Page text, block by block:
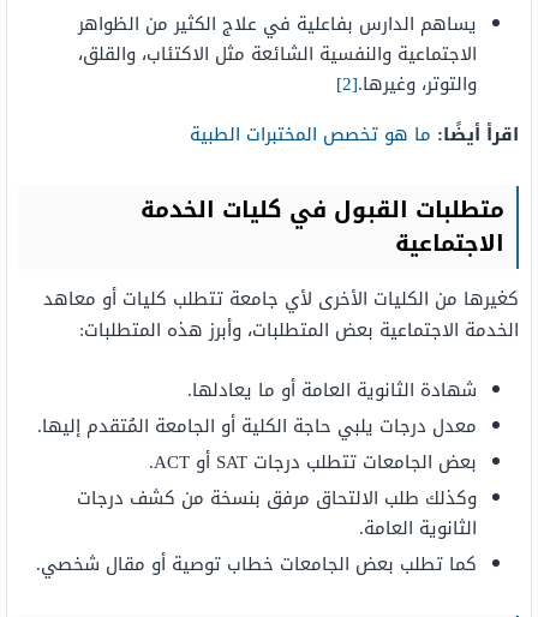
يساهم الدارس بفاعلية في علاج الكثير من الظواهر
الاجتماعية والنفسية الشائعة مثل الاكتئاب، والقلق،
والتوتر، وغيرها.[2]
اقرأ أيضًا: ما هو تخصص المختبرات الطبية
متطلبات القبول في كليات الخدمة
الاجتماعية
كغيرها من الكليات الأخرى لأي جامعة تتطلب كليات أو معاهد
الخدمة الاجتماعية بعض المتطلبات، وأبرز هذه المتطلبات:
شهادة الثانوية العامة أو ما يعادلها.
معدل درجات يلبي حاجة الكلية أو الجامعة المُتقدم إليها.
بعض الجامعات تتطلب درجات SAT أو ACT.
وكذلك طلب الالتحاق مرفق بنسخة من كشف درجات
الثانوية العامة.
كما تطلب بعض الجامعات خطاب توصية أو مقال شخصي.